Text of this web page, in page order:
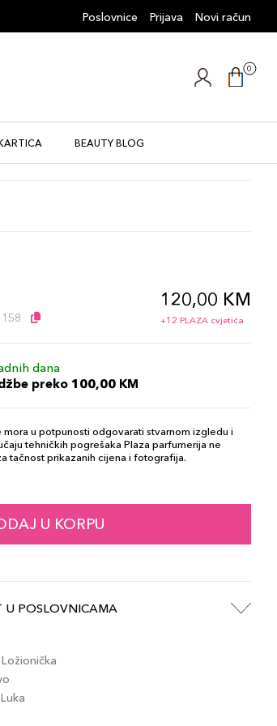
Poslovnice Prijava Novi račun
0
BEAUTY BLOG
120,00 KM
+12 PLAZA cvjetića
dana
preko 100,00 KM
u potpunosti odgovarati stvarnom izgledu i
tehničkih pogrešaka Plaza parfumerija ne
tačnost prikazanih cijena i fotografija.
U KORPU
U POSLOVNICAMA